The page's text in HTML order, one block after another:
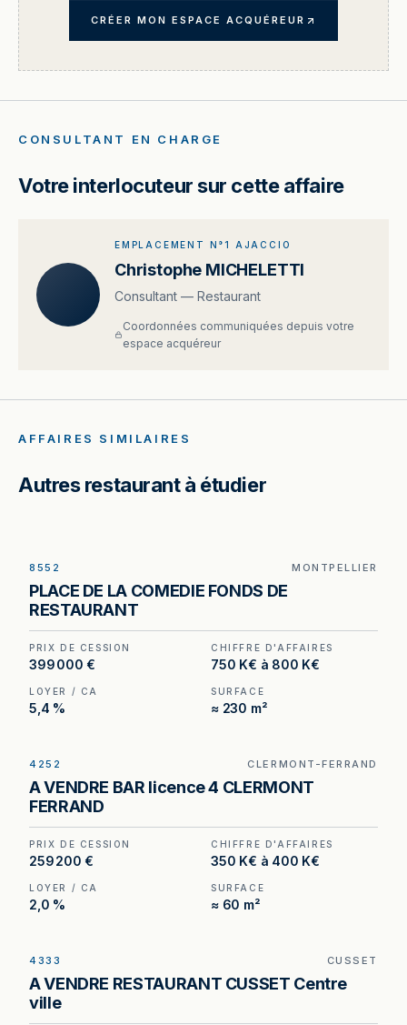
CRÉER MON ESPACE ACQUÉREUR
CONSULTANT EN CHARGE
Votre interlocuteur sur cette affaire
EMPLACEMENT N°1 AJACCIO
Christophe MICHELETTI
Consultant — Restaurant
Coordonnées communiquées depuis votre
espace acquéreur
AFFAIRES SIMILAIRES
Autres restaurant à étudier
deux pas de la Place de la Comédie.
8552 MONTPELLIER
PLACE DE LA COMEDIE FONDS DE
RESTAURANT
PRIX DE CESSION
399 000 €
CHIFFRE D'AFFAIRES
750 K€ à 800 K€
LOYER / CA
5,4 %
SURFACE
≈ 230 m²
Bar Licence IV avec petite restauration à vendre
à Clermont-Ferrand, au prix de 280 800 €.
(Honoraires à la charge de l'acquéreur : 20 800
€).
4252 CLERMONT-FERRAND
A VENDRE BAR licence 4 CLERMONT
FERRAND
PRIX DE CESSION
259 200 €
CHIFFRE D'AFFAIRES
350 K€ à 400 K€
LOYER / CA
2,0 %
SURFACE
≈ 60 m²
jusqu'à 40 couverts en centre-ville, un actif rare
qui porte la capacité bien au-delà des 25 places
4333 CUSSET
A VENDRE RESTAURANT CUSSET Centre
ville